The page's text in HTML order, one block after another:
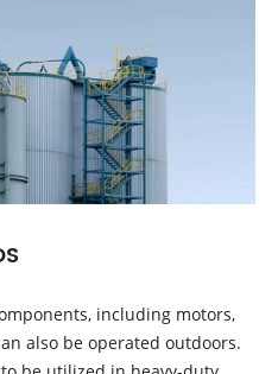
including motors,
also be operated outdoors.